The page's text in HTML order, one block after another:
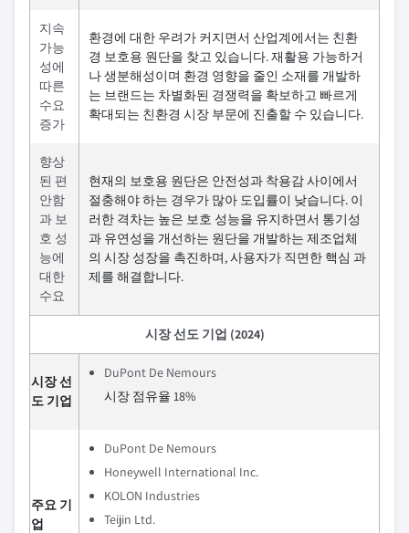
지속
가능
성에
따른
수요
증가
환경에 대한 우려가 커지면서 산업계에서는 친환
경 보호용 원단을 찾고 있습니다. 재활용 가능하거
나 생분해성이며 환경 영향을 줄인 소재를 개발하
는 브랜드는 차별화된 경쟁력을 확보하고 빠르게
확대되는 친환경 시장 부문에 진출할 수 있습니다.
향상
된 편
안함
과 보
호 성
능에
대한
수요
현재의 보호용 원단은 안전성과 착용감 사이에서
절충해야 하는 경우가 많아 도입률이 낮습니다. 이
러한 격차는 높은 보호 성능을 유지하면서 통기성
과 유연성을 개선하는 원단을 개발하는 제조업체
의 시장 성장을 촉진하며, 사용자가 직면한 핵심 과
제를 해결합니다.
시장 선도 기업 (2024)
시장 선
도 기업
DuPont De Nemours
시장 점유율 18%
주요 기
업
DuPont De Nemours
Honeywell International Inc.
KOLON Industries
Teijin Ltd.